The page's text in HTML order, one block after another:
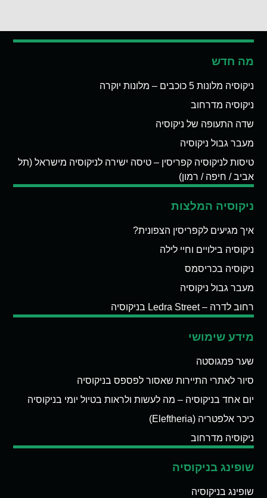
מה חדש
ניקוסיה מלונות 5 כוכבים – מלונות יוקרה
ניקוסיה מדרחוב
שדה התעופה של ניקוסיה
מעבר גבול ניקוסיה
טיסות לניקוסיה קפריסין – טיסה ישירה לניקוסיה מישראל (תל
אביב / חיפה / רמון)
ניקוסיה המלצות
איך מגיעים לקפריסין הצפונית?
ניקוסיה בילויים וחיי לילה
ניקוסיה בכריסמס
מעבר גבול ניקוסיה
רחוב לדרה – Ledra Street בניקוסיה
מידע שימושי
שער פמגוסטה
סיור לאתרי התיירות שאסור לפספס בניקוסיה
יום אחד בניקוסיה – מה לעשות ולראות בטיול יומי בניקוסיה
כיכר אלפטריה (Eleftheria)
ניקוסיה מדרחוב
שופינג בניקוסיה
שופינג בניקוסיה